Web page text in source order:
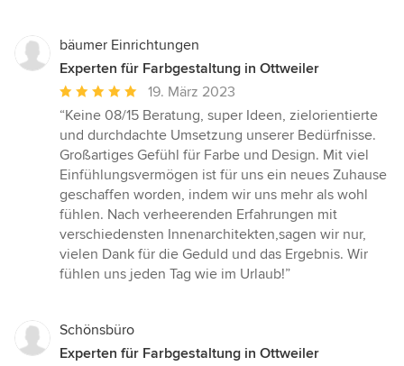
bäumer Einrichtungen
Experten für Farbgestaltung in Ottweiler
Durchschnittliche
Bewertung:
5
von
5
Sternen
19. März 2023
“Keine 08/15 Beratung, super Ideen, zielorientierte
und durchdachte Umsetzung unserer Bedürfnisse.
Großartiges Gefühl für Farbe und Design. Mit viel
Einfühlungsvermögen ist für uns ein neues Zuhause
geschaffen worden, indem wir uns mehr als wohl
fühlen. Nach verheerenden Erfahrungen mit
verschiedensten Innenarchitekten,sagen wir nur,
vielen Dank für die Geduld und das Ergebnis. Wir
fühlen uns jeden Tag wie im Urlaub!”
Schönsbüro
Experten für Farbgestaltung in Ottweiler